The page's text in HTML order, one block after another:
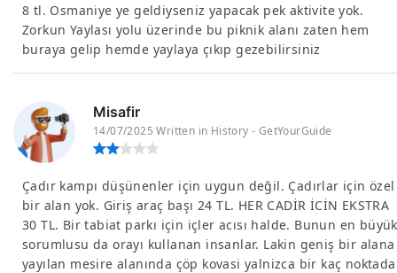
8 tl. Osmaniye ye geldiyseniz yapacak pek aktivite yok.
Zorkun Yaylası yolu üzerinde bu piknik alanı zaten hem
buraya gelip hemde yaylaya çıkıp gezebilirsiniz
Misafir
14/07/2025 Written in History - GetYourGuide
Çadır kampı düşünenler için uygun değil. Çadırlar için özel
bir alan yok. Giriş araç başı 24 TL. HER CADİR İCİN EKSTRA
30 TL. Bir tabiat parkı için içler acısı halde. Bunun en büyük
sorumlusu da orayı kullanan insanlar. Lakin geniş bir alana
yayılan mesire alanında çöp kovasi yalnizca bir kaç noktada